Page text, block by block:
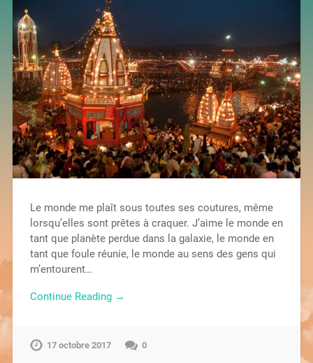
Le monde me plaît sous toutes ses coutures, même
lorsqu’elles sont prêtes à craquer. J’aime le monde en
tant que planète perdue dans la galaxie, le monde en
tant que foule réunie, le monde au sens des gens qui
m’entourent…
Continue Reading →
17 octobre 2017 0